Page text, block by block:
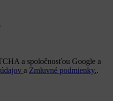
a spoločnosťou Google a
a Zmluvné podmienky..